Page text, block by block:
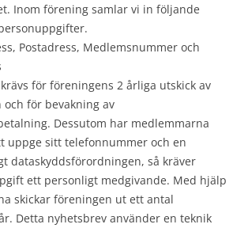
Inom förening samlar vi in följande
Postadress, Medlemsnummer och
för föreningens 2 årliga utskick av
och för bevakning av
Dessutom har medlemmarna
uppge sitt telefonnummer och en
dataskyddsförordningen, så kräver
ett personligt medgivande. Med hjälp
skickar föreningen ut ett antal
Detta nyhetsbrev använder en teknik